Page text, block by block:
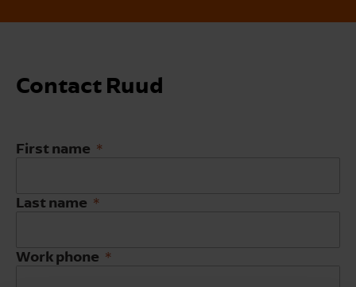
Contact Ruud
First name
Last name
Work phone